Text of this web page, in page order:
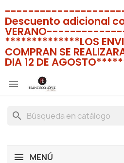
Descuento adicional
**************LOS
COMPRAN SE
DIA 12 DE

search
MENÚ